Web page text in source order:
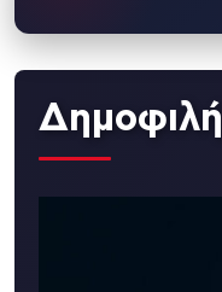
Δημοφιλή